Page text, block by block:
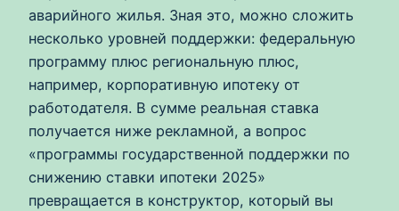
аварийного жилья. Зная это, можно сложить
несколько уровней поддержки: федеральную
программу плюс региональную плюс,
например, корпоративную ипотеку от
работодателя. В сумме реальная ставка
получается ниже рекламной, а вопрос
«программы государственной поддержки по
снижению ставки ипотеки 2025»
превращается в конструктор, который вы